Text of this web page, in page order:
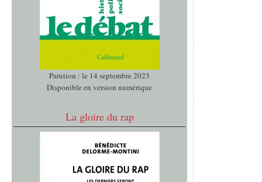
Parution : le 14 septembre 2023
Disponible en version numérique
La gloire du rap